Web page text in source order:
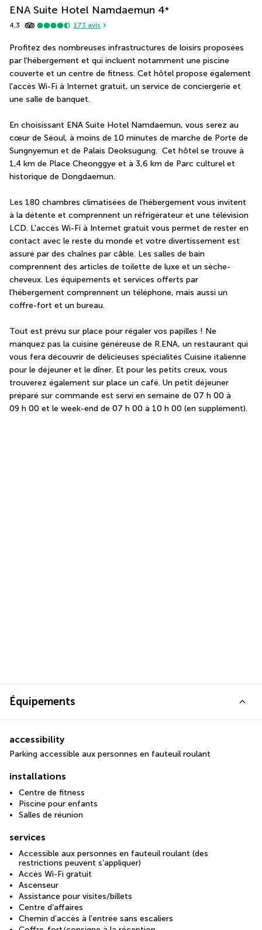
ENA Suite Hotel Namdaemun 4*
4,3 173 avis
Profitez des nombreuses infrastructures de loisirs proposées
par l'hébergement et qui incluent notamment une piscine
couverte et un centre de fitness. Cet hôtel propose également
l'accès Wi-Fi à Internet gratuit, un service de conciergerie et
une salle de banquet.
En choisissant ENA Suite Hotel Namdaemun, vous serez au
cœur de Séoul, à moins de 10 minutes de marche de Porte de
Sungnyemun et de Palais Deoksugung.  Cet hôtel se trouve à
1,4 km de Place Cheonggye et à 3,6 km de Parc culturel et
historique de Dongdaemun.
Les 180 chambres climatisées de l'hébergement vous invitent
à la détente et comprennent un réfrigérateur et une télévision
LCD. L'accès Wi-Fi à Internet gratuit vous permet de rester en
contact avec le reste du monde et votre divertissement est
assuré par des chaînes par câble. Les salles de bain
comprennent des articles de toilette de luxe et un sèche-
cheveux. Les équipements et services offerts par
l'hébergement comprennent un téléphone, mais aussi un
coffre-fort et un bureau.
Tout est prévu sur place pour régaler vos papilles ! Ne
manquez pas la cuisine généreuse de R.ENA, un restaurant qui
vous fera découvrir de délicieuses spécialités Cuisine italienne
pour le déjeuner et le dîner. Et pour les petits creux, vous
trouverez également sur place un café. Un petit déjeuner
préparé sur commande est servi en semaine de 07 h 00 à
09 h 00 et le week-end de 07 h 00 à 10 h 00 (en supplément).
Équipements
accessibility
Parking accessible aux personnes en fauteuil roulant
installations
Centre de fitness
Piscine pour enfants
Salles de réunion
services
Accessible aux personnes en fauteuil roulant (des
restrictions peuvent s’appliquer)
Accès Wi-Fi gratuit
Ascenseur
Assistance pour visites/billets
Centre d’affaires
Chemin d’accès à l’entrée sans escaliers